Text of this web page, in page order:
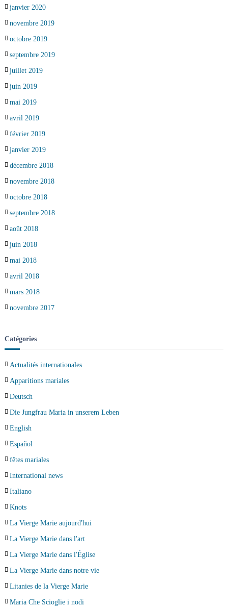
janvier 2020
novembre 2019
octobre 2019
septembre 2019
juillet 2019
juin 2019
mai 2019
avril 2019
février 2019
janvier 2019
décembre 2018
novembre 2018
octobre 2018
septembre 2018
août 2018
juin 2018
mai 2018
avril 2018
mars 2018
novembre 2017
Catégories
Actualités internationales
Apparitions mariales
Deutsch
Die Jungfrau Maria in unserem Leben
English
Español
fêtes mariales
International news
Italiano
Knots
La Vierge Marie aujourd'hui
La Vierge Marie dans l'art
La Vierge Marie dans l'Église
La Vierge Marie dans notre vie
Litanies de la Vierge Marie
Maria Che Scioglie i nodi